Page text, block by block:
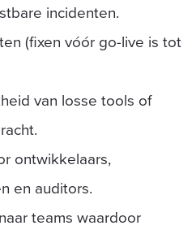
incidenten.
(fixen vóór go-live is tot
van losse tools of
ontwikkelaars,
en auditors.
teams waardoor